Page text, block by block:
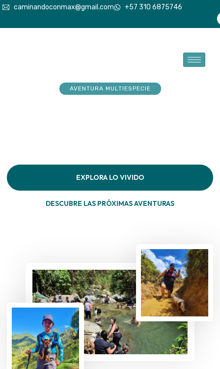
caminandoconmax@gmail.com +57 310 6875746
AVENTURA MULTIESPECIE
EXPLORA LO VIVIDO
DESCUBRE LAS PRÓXIMAS AVENTURAS